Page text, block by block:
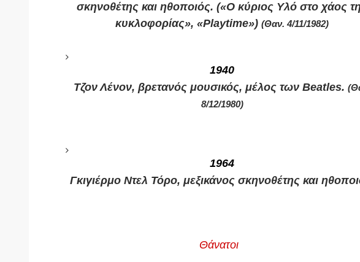
σκηνοθέτης και ηθοποιός. («Ο κύριος Υλό στο χάος
κυκλοφορίας», «Playtime») (Θαν. 4/11/1982)
1940
Τζον Λένον, βρετανός μουσικός, μέλος των Beatles.
8/12/1980)
1964
Γκιγιέρμο Ντελ Τόρο, μεξικάνος σκηνοθέτης και
Θάνατοι